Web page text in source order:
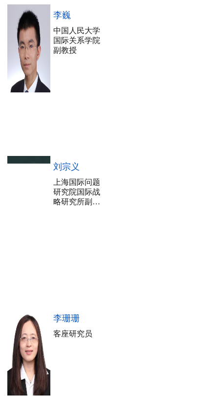
李巍
中国人民大学
国际关系学院
副教授
刘宗义
上海国际问题
研究院国际战
略研究所副研
李珊珊
客座研究员